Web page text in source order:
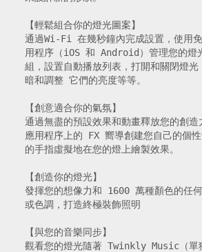
【輕鬆組合你的燈光圖案】
通過Wi-Fi 在幾秒鐘內完成設置，使
用程序（iOS 和 Android）管理您的燈
組，設置自動播放列表，打開和關閉燈光
暗和調整 它們的亮度等等。
【創意適合你的氣氛】
通過無盡的預設效果和動畫釋放您的創
應用程序上的 FX 嚮導創建您自己的個
的手指虛擬地在您的燈上繪製效果。
【創造你的燈光】
發揮您的想像力和 1600 萬種顏色的任
或色調，打造終極裝飾照明
【與您的音樂同步】
觀看您的燈光隨著 Twinkly Music（單